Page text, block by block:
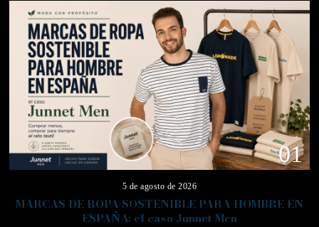
01
5 de agosto de 2026
MARCAS DE ROPA SOSTENIBLE PARA HOMBRE EN
ESPAÑA: el caso Junnet Men